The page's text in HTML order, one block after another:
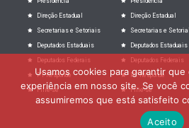
Direção Estadual
Secretarias e Setoriais
Deputados Estaduais
Deputados Federais
PT Responde
Filie-se
Direção Estadual
Secretarias e
Deputados Estaduais
Deputados Federais
PT Responde
Filie-se
Usamos cookies para garantir
experiência em nosso site. Se você
assumiremos que está satisfeito
Aceito